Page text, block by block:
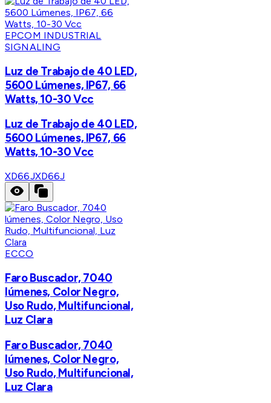
EPCOM INDUSTRIAL
SIGNALING
Luz de Trabajo de 40 LED,
5600 Lúmenes, IP67, 66
Watts, 10-30 Vcc
Luz de Trabajo de 40 LED,
5600 Lúmenes, IP67, 66
Watts, 10-30 Vcc
XD66JXD66J
ECCO
Faro Buscador, 7040
lúmenes, Color Negro,
Uso Rudo, Multifuncional,
Luz Clara
Faro Buscador, 7040
lúmenes, Color Negro,
Uso Rudo, Multifuncional,
Luz Clara